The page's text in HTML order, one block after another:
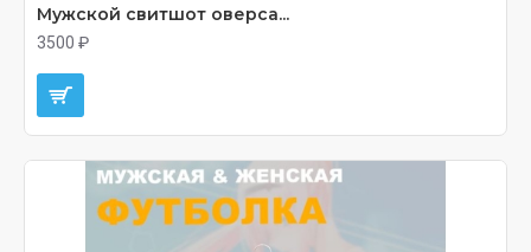
Мужской свитшот оверса...
3500 ₽